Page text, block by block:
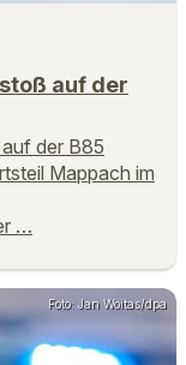
auf der
der B85
Mappach im
…
Foto: Jan Woitas/dpa